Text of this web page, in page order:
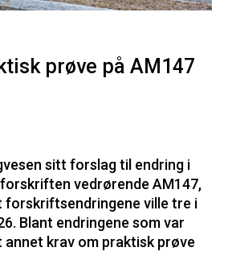
prøve på AM147
sitt forslag til endring i
vedrørende AM147,
forskriftsendringene ville tre i
Blant endringene som var
krav om praktisk prøve